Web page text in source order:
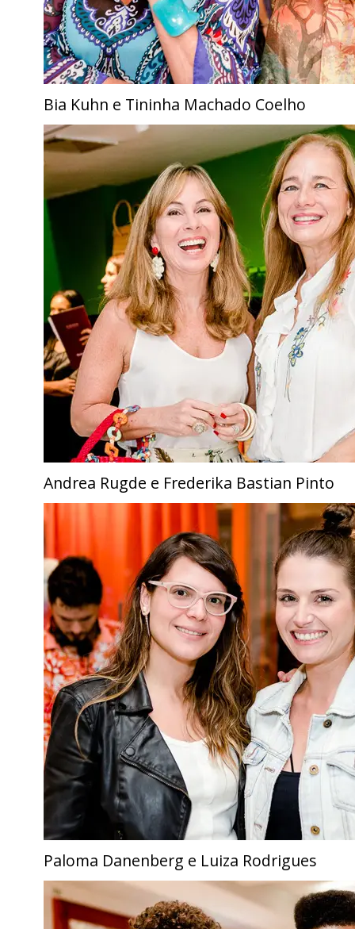
Bia Kuhn e Tininha Machado Coelho
Andrea Rugde e Frederika Bastian Pinto
Paloma Danenberg e Luiza Rodrigues